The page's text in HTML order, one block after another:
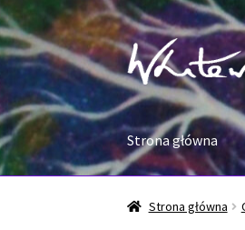
Przejdź
do
nawigacji
Przejdź
do
treści
Strona główna
Strona główna